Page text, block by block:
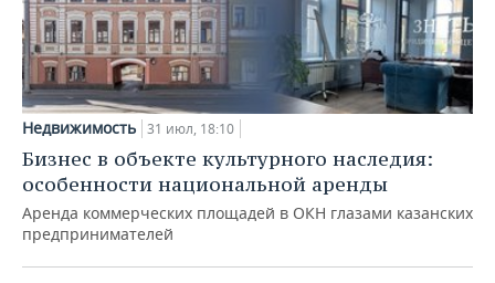
Недвижимость 31 июл, 18:10
Бизнес в объекте культурного наследия:
особенности национальной аренды
Аренда коммерческих площадей в ОКН глазами казанских
предпринимателей